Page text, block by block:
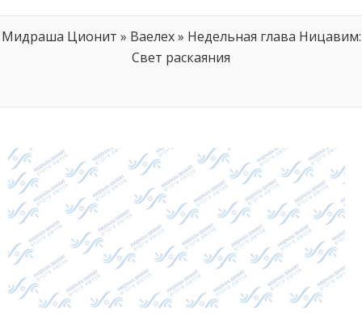
Мидраша Ционит » Ваелех» Недельная глава Ницавим:
Свет раскаяния